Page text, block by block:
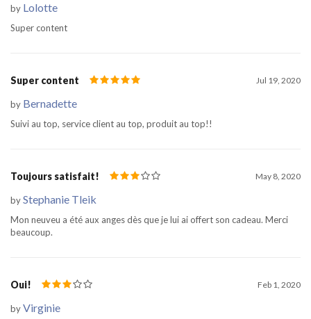
by Lolotte
Super content
Super content Jul 19, 2020
by Bernadette
Suivi au top, service client au top, produit au top!!
Toujours satisfait! May 8, 2020
byStephanie Tleik
Mon neuveu a été aux anges dès que je lui ai offert son cadeau. Merci
beaucoup.
Oui! Feb 1, 2020
byVirginie